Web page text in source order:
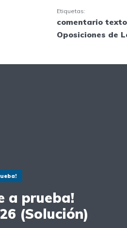
Etiquetas:
comentario
Oposiciones de
a prueba!
(Solución)